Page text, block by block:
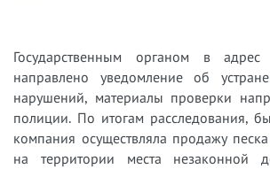
Государственным органом в
направлено уведомление об
нарушений, материалы проверки
полиции. По итогам расследования,
компания осуществляла продажу
на территории места незаконной